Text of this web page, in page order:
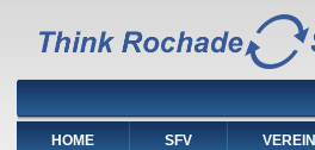
HOME SFV VEREIN